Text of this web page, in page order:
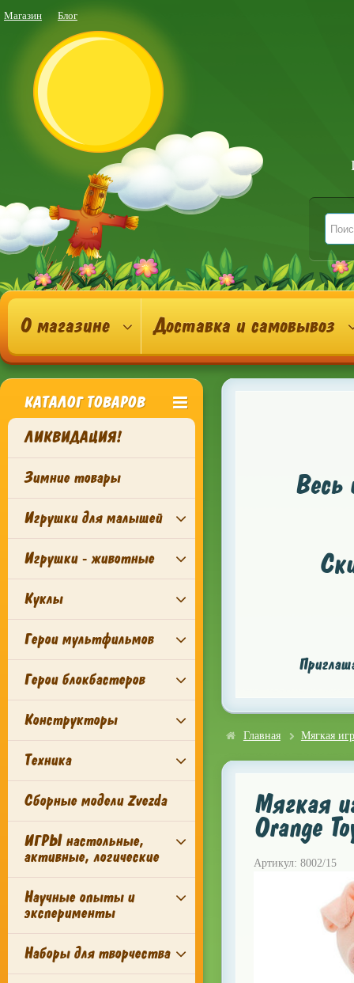
Магазин Блог
О магазине Доставка и самовывоз
КАТАЛОГ ТОВАРОВ
ЛИКВИДАЦИЯ!
Зимние товары
Игрушки для малышей
Игрушки - животные
Куклы
Герои мультфильмов
Герои блокбастеров
Конструкторы
Техника
Сборные модели Zvezda
ИГРЫ настольные,
активные, логические
Научные опыты и
эксперименты
Наборы для творчества
Весь
Главная Мягкая
Мягкая
Orange
Артикул: 8002/15